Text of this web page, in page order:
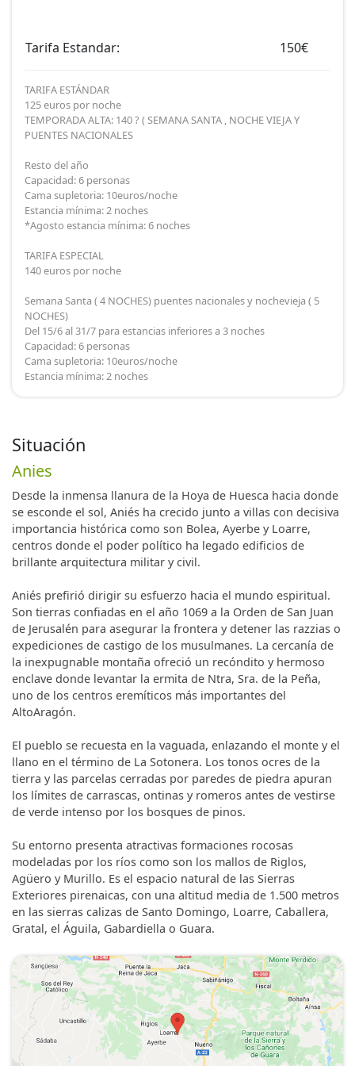
Situación
Anies
Desde la inmensa llanura de la Hoya de Huesca hacia donde
se esconde el sol, Aniés ha crecido junto a villas con decisiva
importancia histórica como son Bolea, Ayerbe y Loarre,
centros donde el poder político ha legado edificios de
brillante arquitectura militar y civil.
Aniés prefirió dirigir su esfuerzo hacia el mundo espiritual.
Son tierras confiadas en el año 1069 a la Orden de San Juan
de Jerusalén para asegurar la frontera y detener las razzias o
expediciones de castigo de los musulmanes. La cercanía de
la inexpugnable montaña ofreció un recóndito y hermoso
enclave donde levantar la ermita de Ntra, Sra. de la Peña,
uno de los centros eremíticos más importantes del
AltoAragón.
El pueblo se recuesta en la vaguada, enlazando el monte y el
llano en el término de La Sotonera. Los tonos ocres de la
tierra y las parcelas cerradas por paredes de piedra apuran
los límites de carrascas, ontinas y romeros antes de vestirse
de verde intenso por los bosques de pinos.
Su entorno presenta atractivas formaciones rocosas
modeladas por los ríos como son los mallos de Riglos,
Agüero y Murillo. Es el espacio natural de las Sierras
Exteriores pirenaicas, con una altitud media de 1.500 metros
en las sierras calizas de Santo Domingo, Loarre, Caballera,
Gratal, el Águila, Gabardiella o Guara.
Tarifa Estandar: 150€
TARIFA ESTÁNDAR
125 euros por noche
TEMPORADA ALTA: 140 ? ( SEMANA SANTA , NOCHE VIEJA Y
PUENTES NACIONALES
Resto del año
Capacidad: 6 personas
Cama supletoria: 10euros/noche
Estancia mínima: 2 noches
*Agosto estancia mínima: 6 noches
TARIFA ESPECIAL
140 euros por noche
Semana Santa ( 4 NOCHES) puentes nacionales y nochevieja ( 5
NOCHES)
Del 15/6 al 31/7 para estancias inferiores a 3 noches
Capacidad: 6 personas
Cama supletoria: 10euros/noche
Estancia mínima: 2 noches